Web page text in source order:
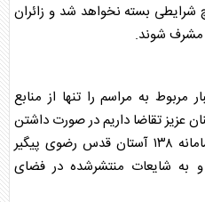
بسته نخواهد شد و زائران
مشرف شوند.
به مراسم را تنها از منابع
عزیز تقاضا داریم در صورت داشتن
هرگونه سؤال یا ابهام، از طریق سامانه ۱۳۸ آستان قدس رضوی پیگیر
و به شایعات منتشرشده در فضای